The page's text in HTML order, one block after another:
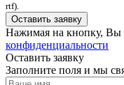
rtf).
Оставить заявку
Нажимая на кнопку, Вы
конфиденциальности
Оставить заявку
Заполните поля и мы